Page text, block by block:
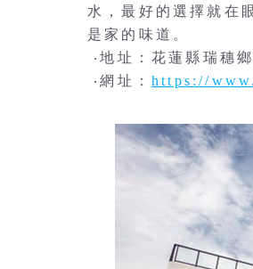
水，最好的選擇就在
是家的味道。
‧地址：花蓮縣瑞穗
‧網址： https://